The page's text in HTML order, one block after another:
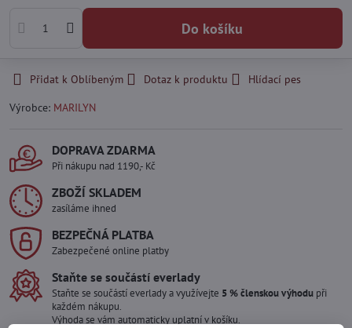
Do košíku
Přidat k Oblíbeným Dotaz k produktu
Hlídací pes
Výrobce: MARILYN
DOPRAVA ZDARMA
Při nákupu nad 1190,- Kč
ZBOŽÍ SKLADEM
zasíláme ihned
BEZPEČNÁ PLATBA
Zabezpečené online platby
Staňte se součástí everlady
Staňte se součástí everlady a využívejte 5 % členskou výhodu při
každém nákupu.
Výhoda se vám automaticky uplatní v košíku.